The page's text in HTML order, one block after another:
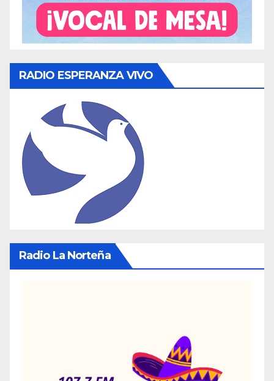
RADIO ESPERANZA VIVO
Radio La Norteña